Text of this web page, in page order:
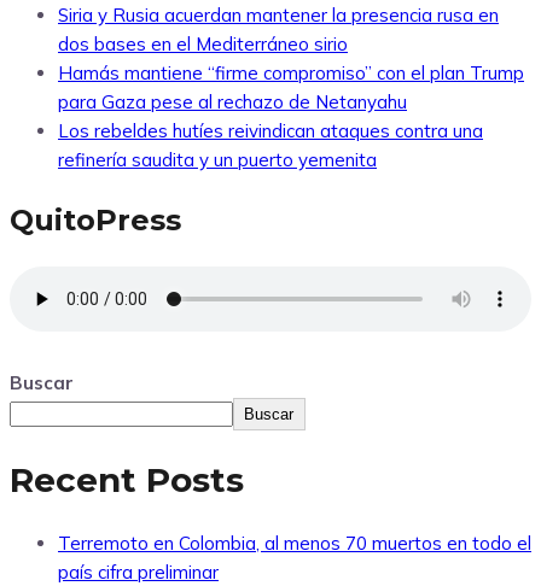
Siria y Rusia acuerdan mantener la presencia rusa en
dos bases en el Mediterráneo sirio
Hamás mantiene “firme compromiso” con el plan Trump
para Gaza pese al rechazo de Netanyahu
Los rebeldes hutíes reivindican ataques contra una
refinería saudita y un puerto yemenita
QuitoPress
Buscar
Buscar
Recent Posts
Terremoto en Colombia, al menos 70 muertos en todo el
país cifra preliminar